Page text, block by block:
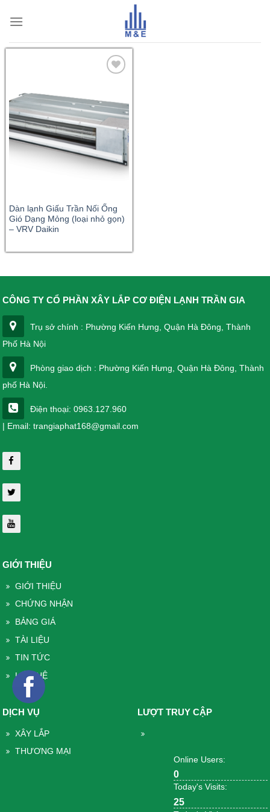
Dàn lạnh Giấu Trần Nối Ống
Gió Dạng Mỏng (loại nhỏ gọn)
– VRV Daikin
CÔNG TY CỔ PHẦN XÂY LẮP CƠ ĐIỆN LẠNH TRẦN GIA
Trụ sở chính : Phường Kiến Hưng, Quận Hà Đông, Thành
Phố Hà Nội
Phòng giao dịch : Phường Kiến Hưng, Quận Hà Đông, Thành
phố Hà Nội.
Điện thoại: 0963.127.960
| Email: trangiaphat168@gmail.com
GIỚI THIỆU
GIỚI THIỆU
CHỨNG NHẬN
BẢNG GIÁ
TÀI LIỆU
TIN TỨC
LIÊN HỆ
DỊCH VỤ
XÂY LẮP
THƯƠNG MẠI
LƯỢT TRUY CẬP
Online Users:
0
Today's Visits:
25